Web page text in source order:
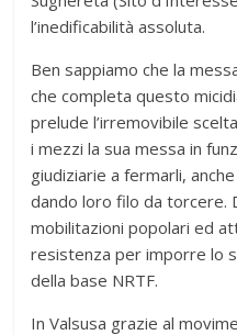
l’inedificabilità assoluta.
Ben sappiamo che la
che completa questo
prelude l’irremovibile
i mezzi la sua messa in
giudiziarie a fermarli,
dando loro filo da torcere.
mobilitazioni popolari ed
resistenza per imporre lo
della base NRTF.
In Valsusa grazie al